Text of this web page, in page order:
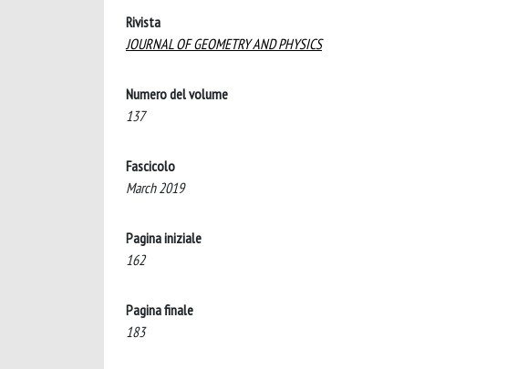
Rivista
JOURNAL OF GEOMETRY AND PHYSICS
Numero del volume
137
Fascicolo
March 2019
Pagina iniziale
162
Pagina finale
183